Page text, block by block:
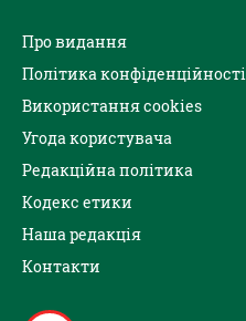
Про видання
Політика конфіденційності
Використання cookies
Угода користувача
Редакційна політика
Кодекс етики
Наша редакція
Контакти